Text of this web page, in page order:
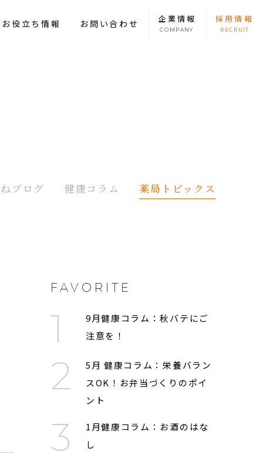
役立ち情報 お問い合わせ 企業情報
COMPANY
採用情報
RECRUIT
ブログ 健康コラム 薬局トピックス
FAVORITE
9月健康コラム：秋バテにご
注意を！
5月 健康コラム：栄養バラン
スOK！お弁当づくりのポイ
ント
1月健康コラム：お酒のはな
し